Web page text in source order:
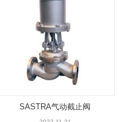
SASTRA气动截止阀